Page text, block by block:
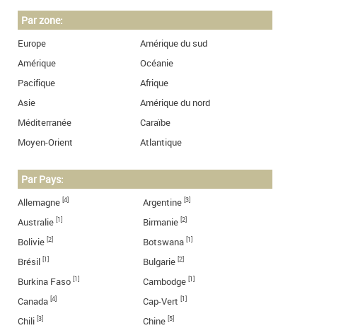
Par zone:
Europe
Amérique du sud
Amérique
Océanie
Pacifique
Afrique
Asie
Amérique du nord
Méditerranée
Caraïbe
Moyen-Orient
Atlantique
Par Pays:
Allemagne [4] Argentine [3]
Australie [1] Birmanie [2]
Bolivie [2] Botswana [1]
Brésil [1] Bulgarie [2]
Burkina Faso [1] Cambodge [1]
Canada [4] Cap-Vert [1]
Chili [3] Chine [5]